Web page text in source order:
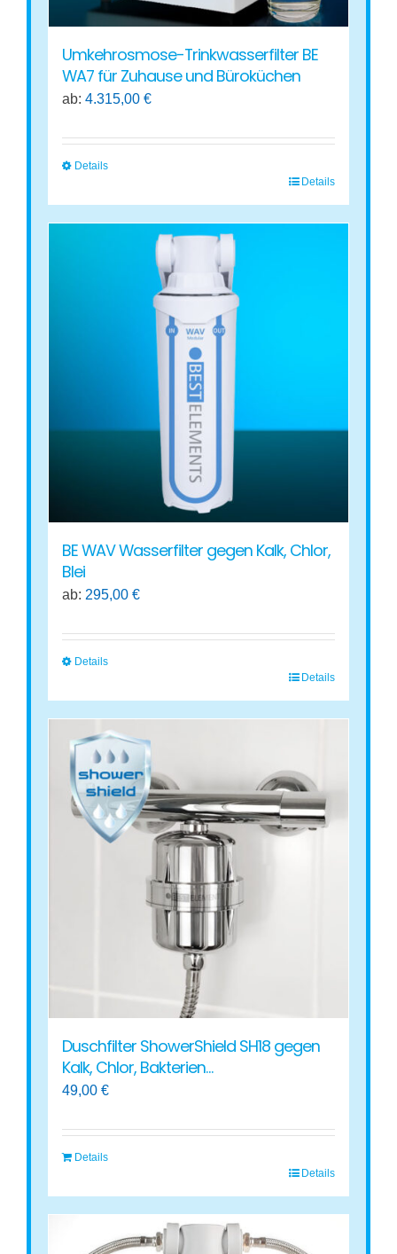
werden
Umkehrosmose-Trinkwasserfilter BE
WA7 für Zuhause und Büroküchen
ab:4.315,00€
Details
Produkt
der
Details
BE WAV Wasserfilter gegen Kalk, Chlor,
Blei
ab: 295,00€
Details
Produkt
mehrere
Varianten
auf.
Details
Duschfilter ShowerShield SH18 gegen
Kalk, Chlor, Bakterien…
49,00€
Details
Details